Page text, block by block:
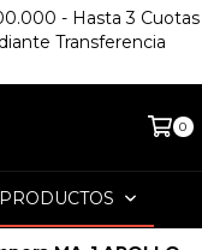
- Hasta 3 Cuotas
Transferencia
0
PRODUCTOS